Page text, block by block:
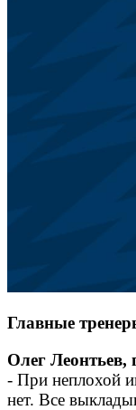
Главные
Олег
- При неплохой
нет. Все